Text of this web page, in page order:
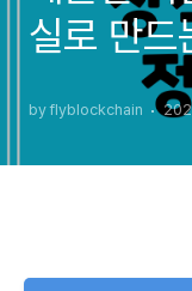
실로 만드
by flyblockchain